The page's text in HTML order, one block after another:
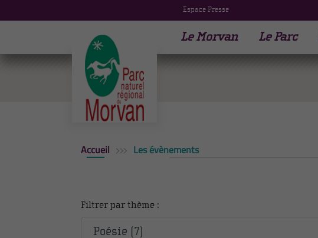
Espace Presse
Le Morvan Le Parc
Accueil Les évènements
Filtrer par thème :